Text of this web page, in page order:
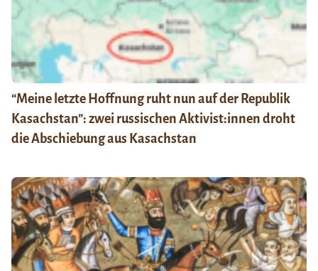
“Meine letzte Hoffnung ruht nun auf der Republik
Kasachstan”: zwei russischen Aktivist:innen droht
die Abschiebung aus Kasachstan